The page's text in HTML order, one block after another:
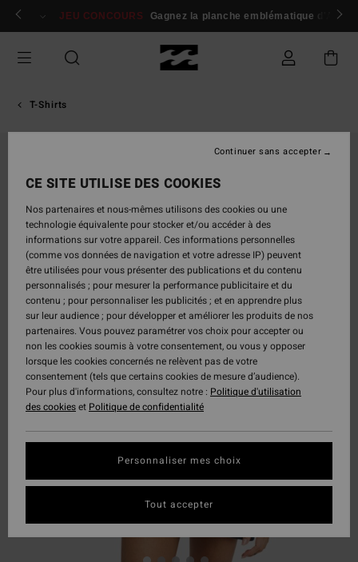
Passer
Se connecter / s'inscrire
JEU CONCOURS Gagnez la planche emblématique d'Andy
T-Shirts
CE SITE UTILISE DES COOKIES
Nos partenaires et nous-mêmes utilisons des cookies ou une
technologie équivalente pour stocker et/ou accéder à des
informations sur votre appareil. Ces informations personnelles
(comme vos données de navigation et votre adresse IP) peuvent
être utilisées pour vous présenter des publications et du contenu
personnalisés ; pour mesurer la performance publicitaire et du
contenu ; pour personnaliser les publicités ; et en apprendre plus
sur leur audience ; pour développer et améliorer les produits de nos
partenaires. Vous pouvez paramétrer vos choix pour accepter ou
non les cookies soumis à votre consentement, ou vous y opposer
lorsque les cookies concernés ne relèvent pas de votre
consentement (tels que certains cookies de mesure d’audience).
Pour plus d'informations, consultez notre : Politique d'utilisation
des cookieset Politique de confidentialité
Personnaliser mes choix
Continuer sans accepter
Tout accepter